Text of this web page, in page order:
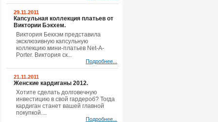
29.11.2011
Капсульная коллекция платьев от
Виктории Бэкхем.
Виктория Бекхэм представила
эксклюзивную капсульную
коллекцию мини-платьев Net-A-
Porter. Виктория ск...
Подробнее...
21.11.2011
Женские кардиганы 2012.
Хотите сделать долговечную
инвестицию в свой гардероб? Тогда
кардиган станет вашей главной
покупкой....
Подробнее...